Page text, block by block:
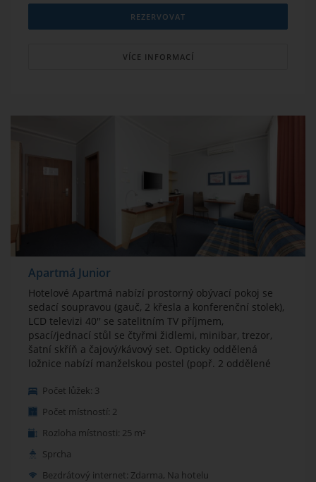
REZERVOVAT
VÍCE INFORMACÍ
Apartmá Junior
Hotelové Apartmá nabízí prostorný obývací pokoj se
sedací soupravou (gauč, 2 křesla a konferenční stolek),
LCD televizi 40'' se satelitním TV příjmem,
psací/jednací stůl se čtyřmi židlemi, minibar, trezor,
šatní skříň a čajový/kávový set. Opticky oddělená
ložnice nabízí manželskou postel (popř. 2 oddělené
rohovou vanou, WC a umyvadlem, zrcadlem a
vysoušečem vlasů. Wi-Fi internet zdarma.
můžete uvést, zda požadujete TWIN nebo DBL
uspořádání postelí. V případě uspořádání DBL jsou
jednotlivé matrace přímo u sebe – není mezi nimi
žádný předěl.
Počet lůžek: 3
Počet místností: 2
Rozloha místnosti: 25 m²
Sprcha
Bezdrátový internet: Zdarma, Na hotelu